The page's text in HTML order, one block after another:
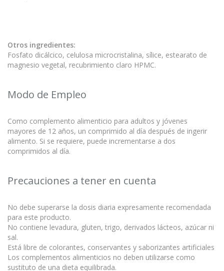
Otros ingredientes:
Fosfato dicálcico, celulosa microcristalina, sílice, estearato de
magnesio vegetal, recubrimiento claro HPMC.
Modo de Empleo
Como complemento alimenticio para adultos y jóvenes
mayores de 12 años, un comprimido al día después de ingerir
alimento. Si se requiere, puede incrementarse a dos
comprimidos al día.
Precauciones a tener en cuenta
No debe superarse la dosis diaria expresamente recomendada
para este producto.
No contiene levadura, gluten, trigo, derivados lácteos, azúcar ni
sal.
Está libre de colorantes, conservantes y saborizantes artificiales
Los complementos alimenticios no deben utilizarse como
sustituto de una dieta equilibrada.